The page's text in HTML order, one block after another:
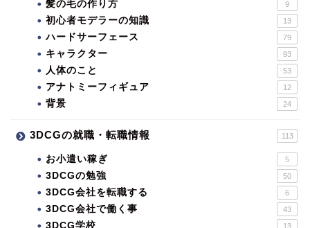
髪の毛の作り方 9
初心者モデラーの知識 13
ハードサーフェース 79
キャラクター 93
人体のこと 53
アナトミーフィギュア 12
背景 24
3DCGの就職・転職情報 113
お小遣い稼ぎ 5
3DCGの勉強 50
3DCG会社を転職する 6
3DCG会社で働く事 43
3DCG学校 13